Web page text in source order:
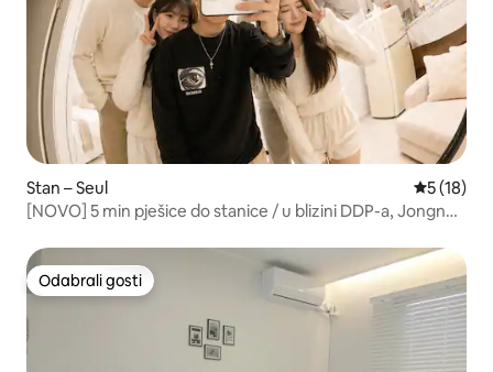
Stan – Seul Prosječna
5 (18)
[NOVO] 5 min pješice do stanice / u blizini DDP-a, Jongnoa
Odabrali gosti
Odabrali gosti